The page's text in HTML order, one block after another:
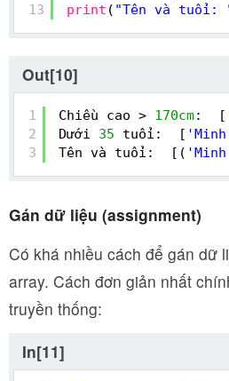
13
print ( "Tên và tuổi:
Out[10]
1
2
3
Chiều cao > 170cm:  [
Dưới 35 tuổi:  [
Tên và tuổi:  [(
Gán dữ liệu (assignment)
Có khá nhiều cách để gán dữ
array. Cách đơn giản nhất
truyền thống:
In[11]